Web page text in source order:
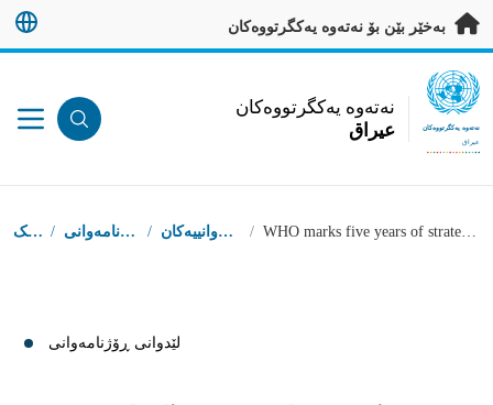
بەرەو ناوەڕۆکی سەرەکی بڕۆ
بەخێر بێن بۆ نەتەوە یەکگرتووەکان
UN Logo
نەتەوە یەکگرتووەکان
عيراق
نەتەوە یەکگرتووەکان
عيراق
شوێنى تۆ
دەستپێک / سەنتەری ڕۆژنامەوانی / لێدوانه‌ ڕۆژنامەوانیيه‌كان / WHO marks five years of strategic partnership with USAID in Iraq
لێدوانی ڕۆژنامەوانی